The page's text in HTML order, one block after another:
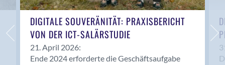
Balzers
Basel
Bassersdorf
Belp
Bendern
DIGITALE SOUVERÄNITÄT: PRAXISBERICHT
VON DER ICT-SALÄRSTUDIE
21. April 2026:
Ende 2024 erforderte die Geschäftsaufgabe